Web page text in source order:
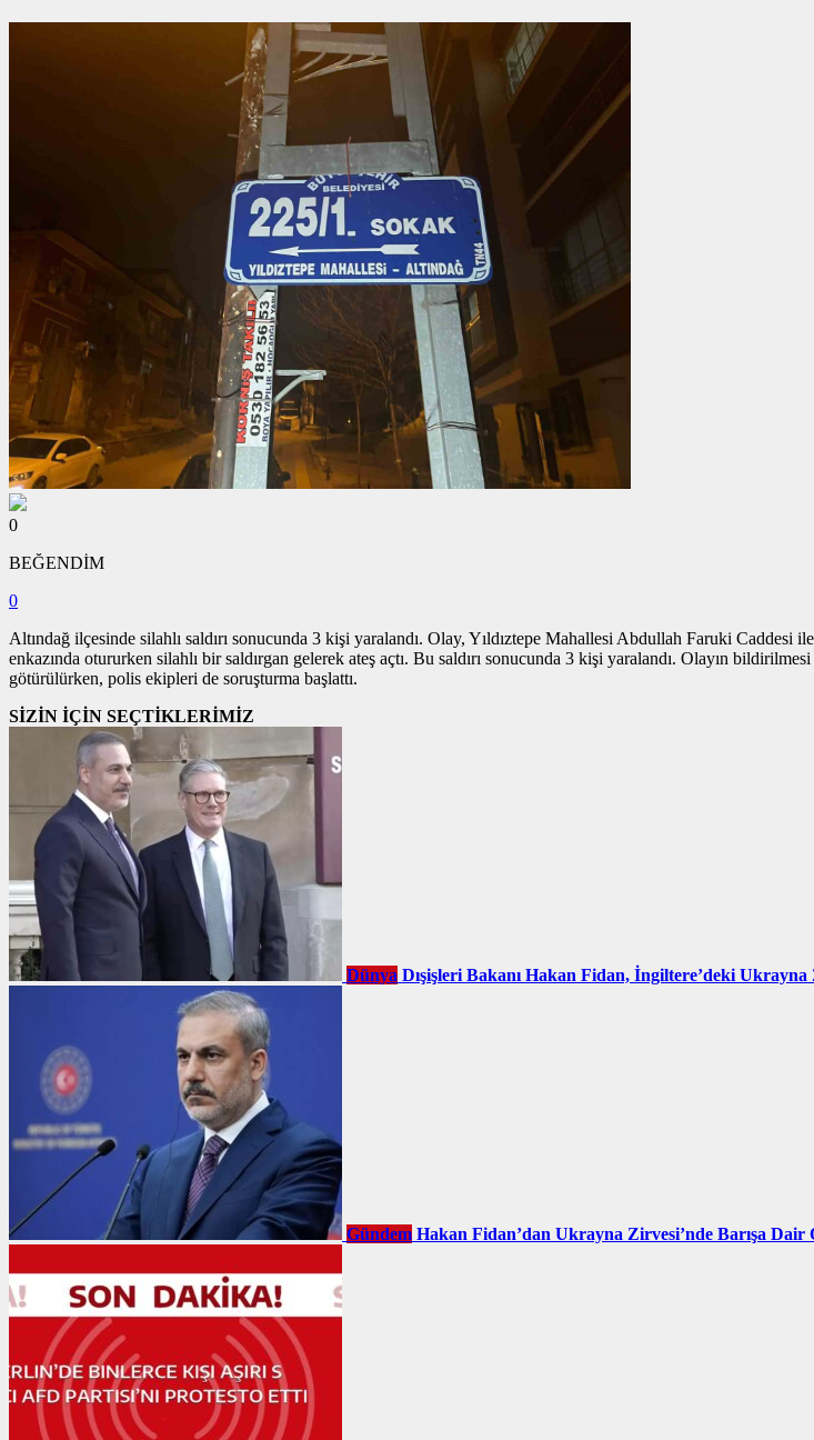
0
BEĞENDİM
0
Altındağ ilçesinde silahlı saldırı sonucunda 3 kişi yaralandı. Olay, Yıldıztepe Mahallesi Abdullah Faruki
enkazında otururken silahlı bir saldırgan gelerek ateş açtı. Bu saldırı sonucunda 3 kişi yaralandı. Olayın
götürülürken, polis ekipleri de soruşturma başlattı.
SİZİN İÇİN SEÇTİKLERİMİZ
Dünya Dışişleri Bakanı Hakan Fidan, İngiltere’deki Ukrayna
Gündem Hakan Fidan’dan Ukrayna Zirvesi’nde Barışa Dair